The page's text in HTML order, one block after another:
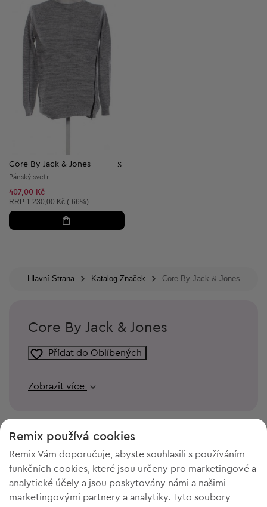
Core By Jack & Jones S
Pánský svetr
407,00 Kč
Doporučená cena:
RRP 1 230,00 Kč (-66%)
Hlavní Strana Katalog Značek Core By Jack & Jones
Core By Jack & Jones
Přídat do Oblíbených
Zobrazit více
Remix používá cookies
Remix Vám doporučuje, abyste souhlasili s používáním
funkčních cookies, které jsou určeny pro marketingové a
analytické účely a jsou poskytovány námi a našimi
marketingovými partnery a analytiky. Tyto soubory